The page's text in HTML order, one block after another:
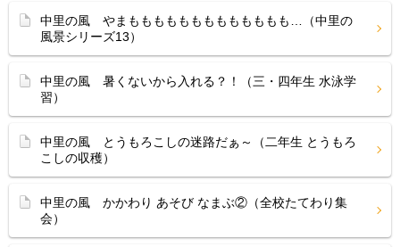
中里の風 やまももももももももももももも…（中里の
風景シリーズ13）
中里の風 暑くないから入れる？！（三・四年生 水泳学
習）
中里の風 とうもろこしの迷路だぁ～（二年生 とうもろ
こしの収穫）
中里の風 かかわり あそび なまぶ②（全校たてわり集
会）